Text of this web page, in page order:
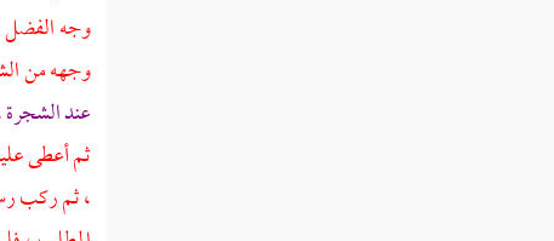
وجهالفضل
وجهه من
عند
ثم أعطى
، ثم ركب